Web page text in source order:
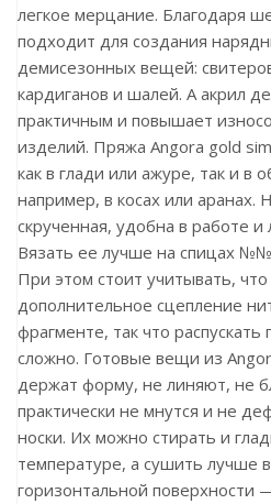
легкое мерцание. Благодаря
подходит для создания
демисезонных вещей:
кардиганов и шалей. А акрил
практичным и повышает
изделий. Пряжа Angora gold
как в глади или ажуре, так и в
например, в косах или аранах.
скрученная, удобна в работе
Вязать ее лучше на спицах
При этом стоит учитывать,
дополнительное сцепление
фрагменте, так что
сложно. Готовые вещи из
держат форму, не линяют, не
практически не мнутся и не
носки. Их можно стирать и
температуре, а сушить лучше
горизонтальной поверхности